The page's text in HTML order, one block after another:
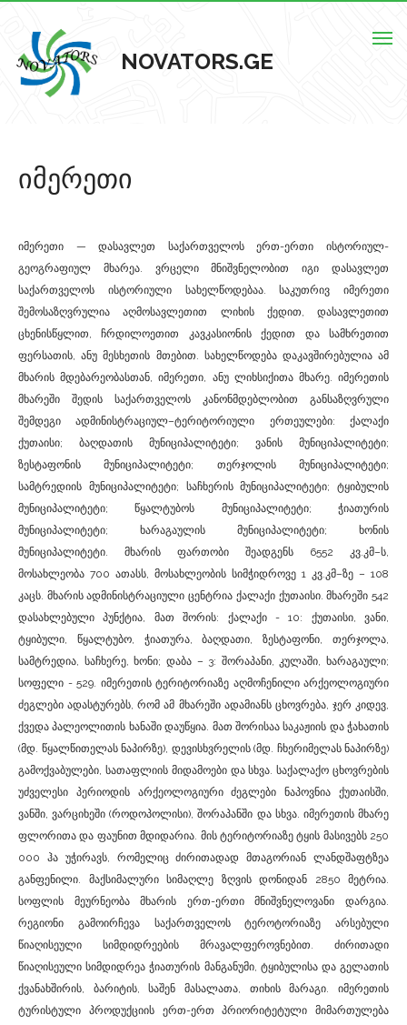
NOVATORS.GE
ჩვენს შესახებ
ძეგლების რუკა
კონტაქტი
იმერეთი
იმერეთი — დასავლეთ საქართველოს ერთ-ერთი ისტორიულ-
გეოგრაფიულ მხარეა. ვრცელი მნიშვნელობით იგი დასავლეთ
საქართველოს ისტორიული სახელწოდებაა. საკუთრივ იმერეთი
შემოსაზღვრულია აღმოსავლეთით ლიხის ქედით, დასავლეთით
ცხენისწყლით, ჩრდილოეთით კავკასიონის ქედით და სამხრეთით
ფერსათის, ანუ მესხეთის მთებით. სახელწოდება დაკავშირებულია ამ
მხარის მდებარეობასთან, იმერეთი, ანუ ლიხსიქითა მხარე. იმერეთის
მხარეში შედის საქართველოს კანონმდებლობით განსაზღვრული
შემდეგი ადმინისტრაციულ–ტერიტორიული ერთეულები: ქალაქი
ქუთაისი; ბაღდათის მუნიციპალიტეტი; ვანის მუნიციპალიტეტი;
ზესტაფონის მუნიციპალიტეტი; თერჯოლის მუნიციპალიტეტი;
სამტრედიის მუნიციპალიტეტი; საჩხერის მუნიციპალიტეტი; ტყიბულის
მუნიციპალიტეტი; წყალტუბოს მუნიციპალიტეტი; ჭიათურის
მუნიციპალიტეტი; ხარაგაულის მუნიციპალიტეტი; ხონის
მუნიციპალიტეტი. მხარის ფართობი შეადგენს 6552 კვ.კმ–ს,
მოსახლეობა 700 ათასს, მოსახლეობის სიმჭიდროვე 1 კვ.კმ–ზე – 108
კაცს. მხარის ადმინისტრაციული ცენტრია ქალაქი ქუთაისი. მხარეში 542
დასახლებული პუნქტია, მათ შორის: ქალაქი - 10: ქუთაისი, ვანი,
ტყიბული, წყალტუბო, ჭიათურა, ბაღდათი, ზესტაფონი, თერჯოლა,
სამტრედია, საჩხერე, ხონი; დაბა – 3: შორაპანი, კულაში, ხარაგაული;
სოფელი - 529. იმერეთის ტერიტორიაზე აღმოჩენილი არქეოლოგიური
ძეგლები ადასტურებს, რომ ამ მხარეში ადამიანს ცხოვრება, ჯერ კიდევ,
ქვედა პალეოლითის ხანაში დაუწყია. მათ შორისაა საკაჟიის და ჭახათის
(მდ. წყალწითელას ნაპირზე), დევისხვრელის (მდ. ჩხერიმელას ნაპირზე)
გამოქვაბულები, სათაფლიის მიდამოები და სხვა. საქალაქო ცხოვრების
უძველესი პერიოდის არქეოლოგიური ძეგლები ნაპოვნია ქუთაისში,
ვანში, ვარციხეში (როდოპოლისი), შორაპანში და სხვა. იმერეთის მხარე
ფლორითა და ფაუნით მდიდარია. მის ტერიტორიაზე ტყის მასივებს 250
000 ჰა უჭირავს, რომელიც ძირითადად მთაგორიან ლანდშაფტზეა
განფენილი. მაქსიმალური სიმაღლე ზღვის დონიდან 2850 მეტრია.
სოფლის მეურნეობა მხარის ერთ-ერთი მნიშვნელოვანი დარგია.
რეგიონი გამოირჩევა საქართველოს ტეროტორიაზე არსებული
წიაღისეული სიმდიდრეების მრავალფეროვნებით. ძირითადი
წიაღისეული სიმდიდრეა ჭიათურის მანგანუმი, ტყიბულისა და გელათის
ქვანახშირის, ბარიტის, საშენ მასალათა, თიხის მარაგი. იმერეთის
ტურისტული პროდუქციის ერთ-ერთ პრიორიტეტული მიმართულება